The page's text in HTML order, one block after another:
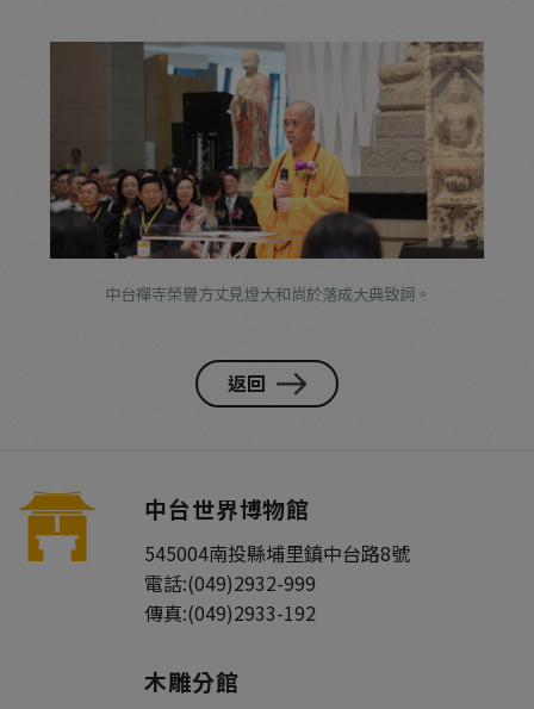
中台禪寺榮譽方丈見燈大和尚於落成大典致詞。
返回
中台世界博物館
545004南投縣埔里鎮中台路8號
電話:(049)2932-999
傳真:(049)2933-192
木雕分館